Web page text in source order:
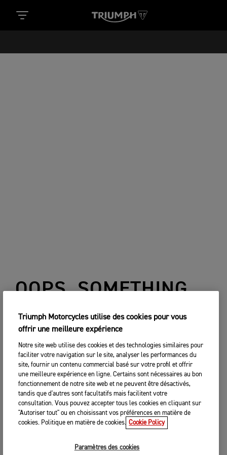
OOPS, SOMETHING
WENT WRONG...
RETOUR
Triumph Motorcycles utilise des cookies pour vous
offrir une meilleure expérience
Notre site web utilise des cookies et des technologies similaires pour
faciliter votre navigation sur le site, analyser les performances du
site, fournir un contenu commercial basé sur votre profil et offrir
une meilleure expérience en ligne. Certains sont nécessaires au bon
fonctionnement de notre site web et ne peuvent être désactivés,
tandis que d'autres sont facultatifs mais facilitent votre
consultation. Vous pouvez accepter tous les cookies en cliquant sur
"Autoriser tout" ou en choisissant vos préférences en matière de
cookies. Politique en matière de cookies. Cookie Policy
Paramètres des cookies